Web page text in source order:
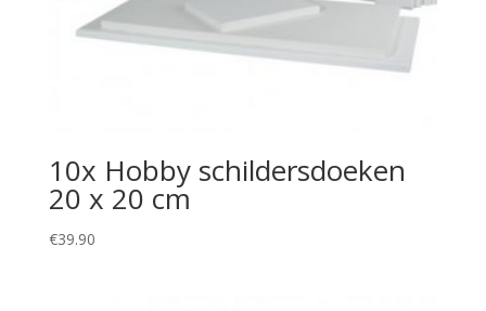
10x Hobby schildersdoeken
20 x 20 cm
€39.90